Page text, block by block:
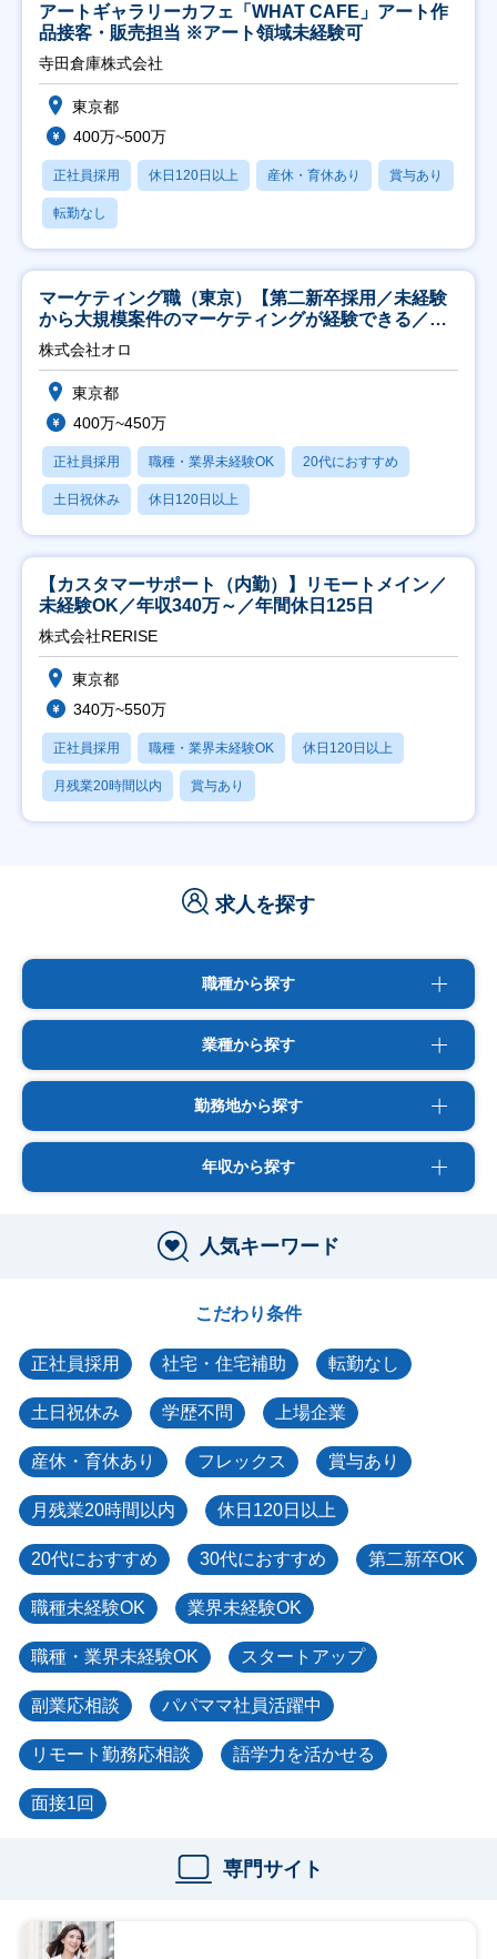
アートギャラリーカフェ「WHAT CAFE」アート作
品接客・販売担当 ※アート領域未経験可
寺田倉庫株式会社
東京都
400万~500万
正社員採用 休日120日以上 産休・育休あり 賞与あり
転勤なし
マーケティング職（東京）【第二新卒採用／未経験
から大規模案件のマーケティングが経験できる／研
修充実】
株式会社オロ
東京都
400万~450万
正社員採用 職種・業界未経験OK 20代におすすめ
土日祝休み 休日120日以上
【カスタマーサポート（内勤）】リモートメイン／
未経験OK／年収340万～／年間休日125日
株式会社RERISE
東京都
340万~550万
正社員採用 職種・業界未経験OK 休日120日以上
月残業20時間以内 賞与あり
求人を探す
職種から探す
業種から探す
勤務地から探す
年収から探す
人気キーワード
こだわり条件
正社員採用 社宅・住宅補助 転勤なし
土日祝休み 学歴不問 上場企業
産休・育休あり フレックス 賞与あり
月残業20時間以内 休日120日以上
20代におすすめ 30代におすすめ 第二新卒OK
職種未経験OK 業界未経験OK
職種・業界未経験OK スタートアップ
副業応相談 パパママ社員活躍中
リモート勤務応相談 語学力を活かせる
面接1回
専門サイト